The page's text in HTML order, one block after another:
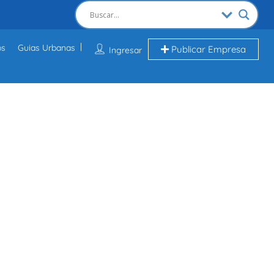
Ingresar Publicar Empresa
Guias Urbanas